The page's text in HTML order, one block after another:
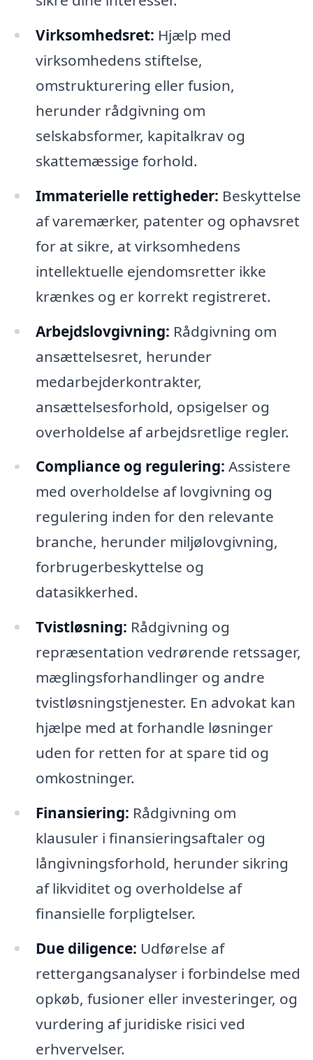
Virksomhedsret: Hjælp med
virksomhedens stiftelse,
omstrukturering eller fusion,
herunder rådgivning om
selskabsformer, kapitalkrav og
skattemæssige forhold.
Immaterielle rettigheder: Beskyttelse
af varemærker, patenter og ophavsret
for at sikre, at virksomhedens
intellektuelle ejendomsretter ikke
krænkes og er korrekt registreret.
Arbejdslovgivning: Rådgivning om
ansættelsesret, herunder
medarbejderkontrakter,
ansættelsesforhold, opsigelser og
overholdelse af arbejdsretlige regler.
Compliance og regulering: Assistere
med overholdelse af lovgivning og
regulering inden for den relevante
branche, herunder miljølovgivning,
forbrugerbeskyttelse og
datasikkerhed.
Tvistløsning: Rådgivning og
repræsentation vedrørende retssager,
mæglingsforhandlinger og andre
tvistløsningstjenester. En advokat kan
hjælpe med at forhandle løsninger
uden for retten for at spare tid og
omkostninger.
Finansiering: Rådgivning om
klausuler i finansieringsaftaler og
långivningsforhold, herunder sikring
af likviditet og overholdelse af
finansielle forpligtelser.
Due diligence: Udførelse af
rettergangsanalyser i forbindelse med
opkøb, fusioner eller investeringer, og
vurdering af juridiske risici ved
erhvervelser.